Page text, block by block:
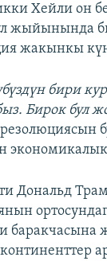
Хейли он
жыйынында
жакынкы
бири
Бирок бул
Дональд
баракчасына